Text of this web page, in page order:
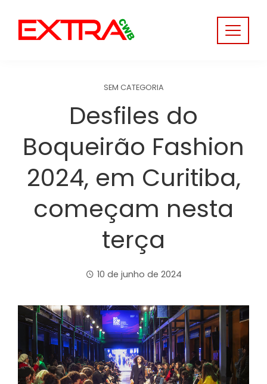
content
SEM CATEGORIA
Desfiles do
Boqueirão Fashion
2024, em Curitiba,
começam nesta
terça
10 de junho de 2024